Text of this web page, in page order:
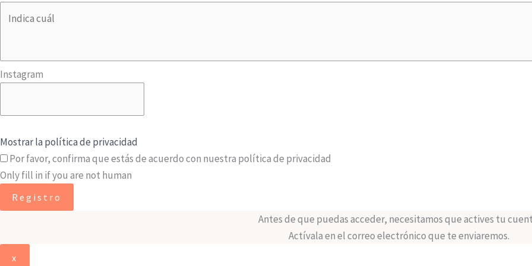
Instagram
Mostrar la política de privacidad
Por favor, confirma que estás de acuerdo con nuestra política de privacidad
Only fill in if you are not human
Antes de que puedas acceder, necesitamos que actives tu
Actívala en el correo electrónico que te enviaremos.
x